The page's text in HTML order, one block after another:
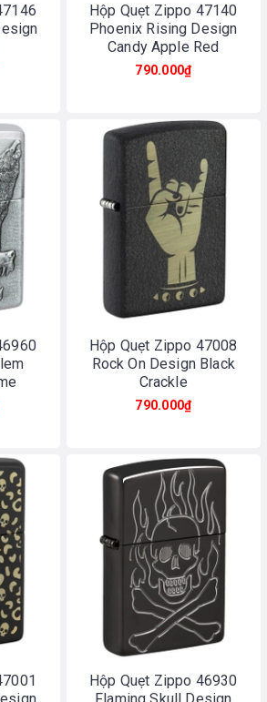
Hộp Quẹt Zippo 47140
Phoenix Rising Design
Candy Apple Red
790.000₫
Hộp Quẹt Zippo 47008
Rock On Design Black
Crackle
790.000₫
Hộp Quẹt Zippo 46930
Flaming Skull Design